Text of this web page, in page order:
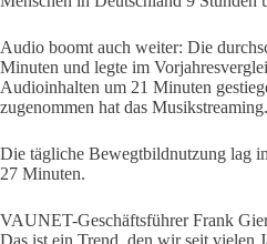
Audio boomt auch weiter: Die
Minuten und legte im
Audioinhalten um 21 Minuten
zugenommen hat das Musikstreaming.
Die tägliche Bewegtbildnutzung lag
27 Minuten.
VAUNET-Geschäftsführer Frank
Das ist ein Trend, den wir seit vielen